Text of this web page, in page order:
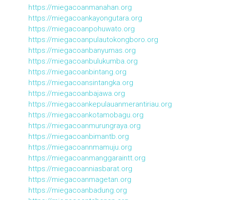
https://miegacoanmanahan.org
https://miegacoankayongutara.org
https://miegacoanpohuwato.org
https://miegacoanpulautokongboro.org
https://miegacoanbanyumas.org
https://miegacoanbulukumba.org
https://miegacoanbintang.org
https://miegacoansintangka.org
https://miegacoanbajawa.org
https://miegacoankepulauanmerantiriau.org
https://miegacoankotamobagu.org
https://miegacoanmurungraya.org
https://miegacoanbimantb.org
https://miegacoannmamuju.org
https://miegacoanmanggaraintt.org
https://miegacoanniasbarat.org
https://miegacoanmagetan.org
https://miegacoanbadung.org